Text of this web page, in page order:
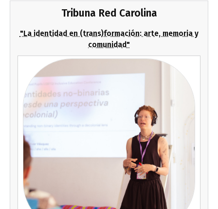
Tribuna Red Carolina
"La identidad en (trans)formación: arte, memoria y
comunidad"